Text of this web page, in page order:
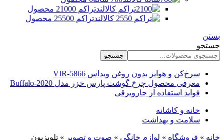
تراکم 2100 0 محصول
تراکم 2550 0 محصول
بستن
جستجو
جستجو
سرخ‌کن و هواپز بدون روغن ویداس VIR-5866
معرفی محصول چرخ گوشت پارس خزر مدل Buffalo-2020
فواید استفاده از جاروبرقی
خانه و کاشانه
سلامت و بهداشت
خانه » فروشگاه » لوازم خانگی » صوت و تصویر » تلویزیون